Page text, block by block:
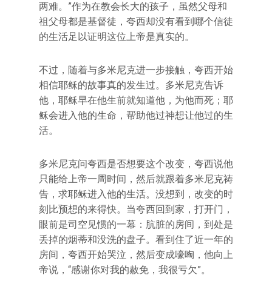
两难。”作为在教会长大的孩子，虽然父母和
祖父母都是基督徒，夸西却没有看到哪个信徒
的生活足以证明这位上帝是真实的。
不过，随着与多米尼克进一步接触，夸西开始
相信耶稣的故事真的发生过。多米尼克告诉
他，耶稣早在他生前就知道他，为他而死；耶
稣会进入他的生命，帮助他过神想让他过的生
活。
多米尼克问夸西是否想要这个改变，夸西说他
只能给上帝一周时间，然后就跟着多米尼克祷
告，求耶稣进入他的生活。没想到，改变的时
刻比预想的来得快。当夸西回到家，打开门，
眼前是司空见惯的一幕：肮脏的房间，到处是
丢掉的烟蒂和没洗的盘子。看到住了近一年的
房间，夸西开始哭泣，然后变成嚎啕，他向上
帝说，“感谢你对我的赦免，我很亏欠”。